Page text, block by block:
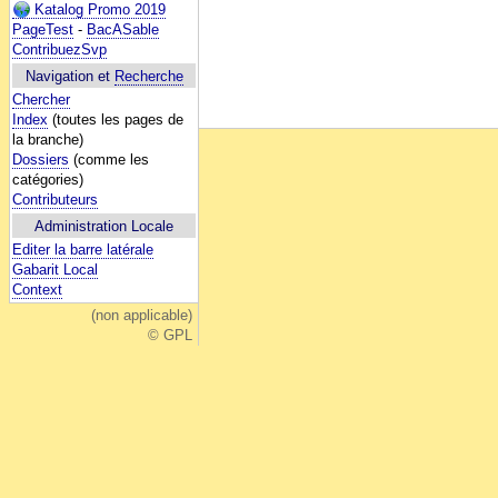
Katalog Promo 2019
PageTest - BacASable
ContribuezSvp
Navigation et Recherche
Chercher
Index (toutes les pages de
la branche)
Dossiers (comme les
catégories)
Contributeurs
Administration Locale
Editer la barre latérale
Gabarit Local
Context
(non applicable)
© GPL